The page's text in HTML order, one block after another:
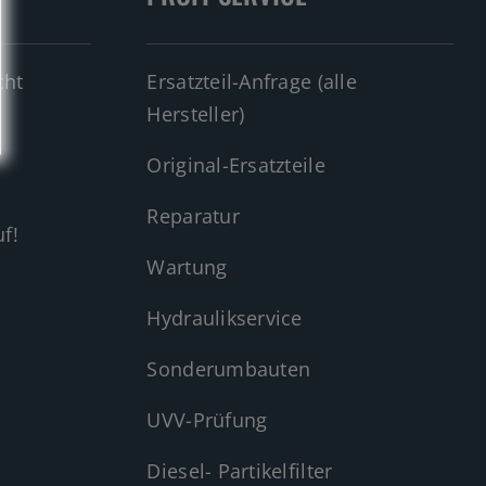
Ersatzteil-Anfrage (alle
Hersteller)
Original-Ersatzteile
Reparatur
Wartung
Hydraulikservice
Sonderumbauten
UVV-Prüfung
Diesel- Partikelfilter